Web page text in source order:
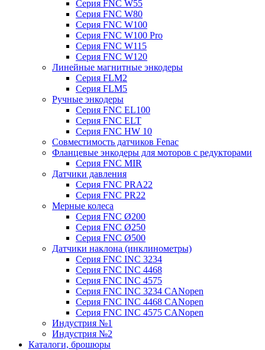
Серия FNC W55
Серия FNC W80
Серия FNC W100
Серия FNC W100 Pro
Серия FNC W115
Серия FNC W120
Линейные магнитные энкодеры
Серия FLM2
Серия FLM5
Ручные энкодеры
Серия FNC EL100
Серия FNC ELT
Серия FNC HW 10
Совместимость датчиков Fenac
Фланцевые энкодеры для моторов с редукторами
Серия FNC MIR
Датчики давления
Серия FNC PRA22
Серия FNC PR22
Мерные колеса
Серия FNC Ø200
Серия FNC Ø250
Серия FNC Ø500
Датчики наклона (инклинометры)
Серия FNC INC 3234
Серия FNC INC 4468
Серия FNC INC 4575
Серия FNC INC 3234 CANopen
Серия FNC INC 4468 CANopen
Серия FNC INC 4575 CANopen
Индустрия №1
Индустрия №2
Каталоги, брошюры